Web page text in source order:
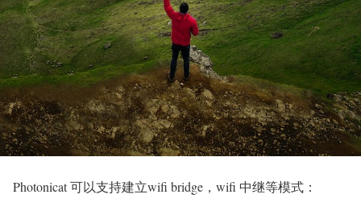
Photonicat 可以支持建立wifi bridge，wifi 中继等模式：